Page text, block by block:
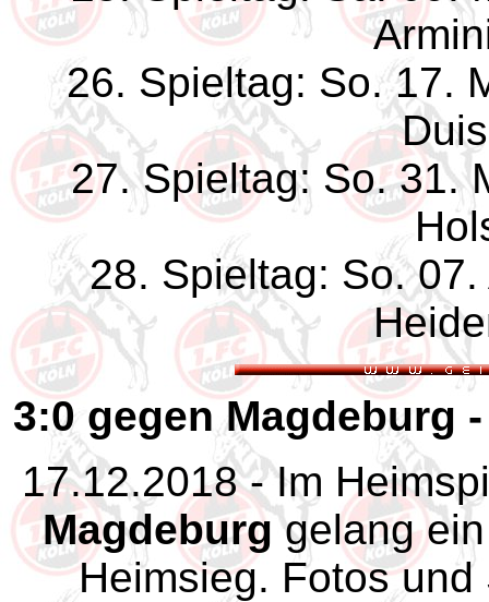
26. Spieltag: So. 17.
27. Spieltag: So. 31.
28. Spieltag: So.
3:0 gegen Magdeburg
17.12.2018 - Im
Magdeburggelang
Heimsieg. Fotos